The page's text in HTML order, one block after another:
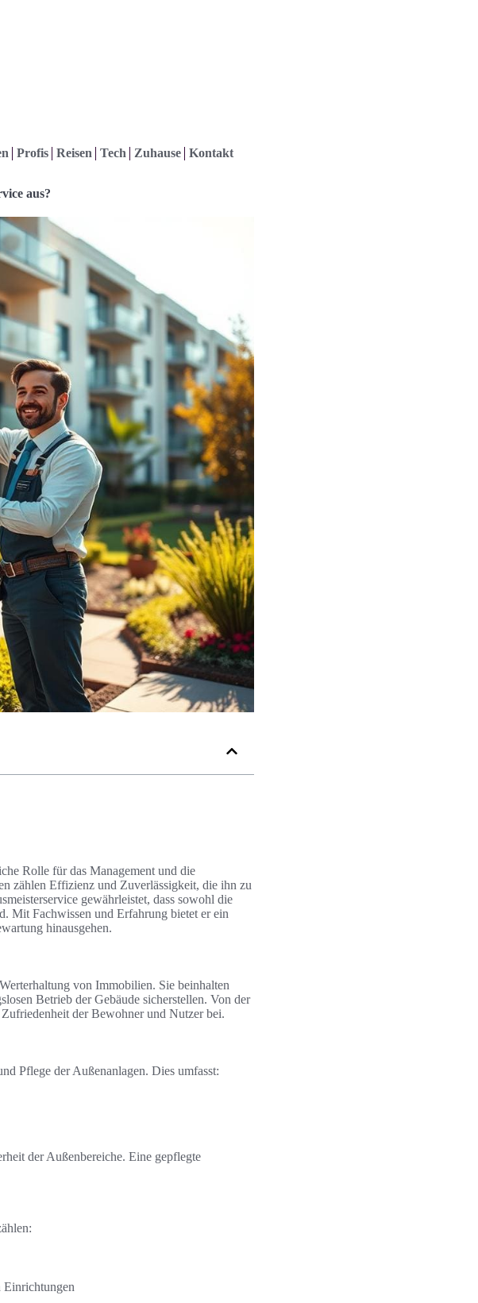
Profis Reisen Tech Zuhause Kontakt
aus?
Rolle für das Management und die
zählen Effizienz und Zuverlässigkeit, die ihn zu
gewährleistet, dass sowohl die
Mit Fachwissen und Erfahrung bietet er ein
hinausgehen.
von Immobilien. Sie beinhalten
Betrieb der Gebäude sicherstellen. Von der
der Bewohner und Nutzer bei.
Pflege der Außenanlagen. Dies umfasst:
der Außenbereiche. Eine gepflegte
Einrichtungen